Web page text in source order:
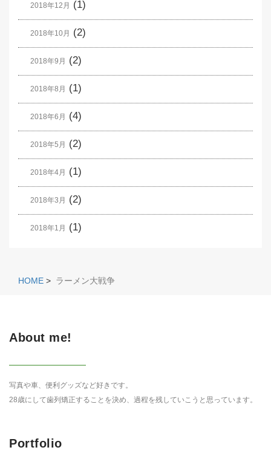
2018年12月 (1)
2018年10月 (2)
2018年9月 (2)
2018年8月 (1)
2018年6月 (4)
2018年5月 (2)
2018年4月 (1)
2018年3月 (2)
2018年1月 (1)
HOME > ラーメン大戦争
About me!
写真や車、便利グッズなど好きです。
28歳にして歯列矯正することを決め、過程を残していこうと思っています。
Portfolio